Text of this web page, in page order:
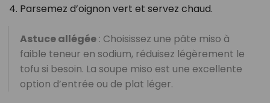
Parsemez d’oignon vert et servez chaud.
Astuce allégée: Choisissez une pâte miso à
faible teneur en sodium, réduisez légèrement le
tofu si besoin. La soupe miso est une excellente
option d’entrée ou de plat léger.